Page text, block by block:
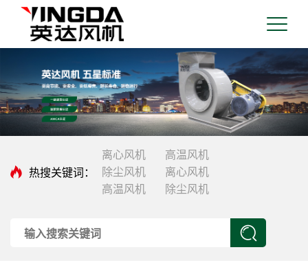
热搜关键词：
离心风机
高温风机
除尘风机
离心风机
高温风机
除尘风机